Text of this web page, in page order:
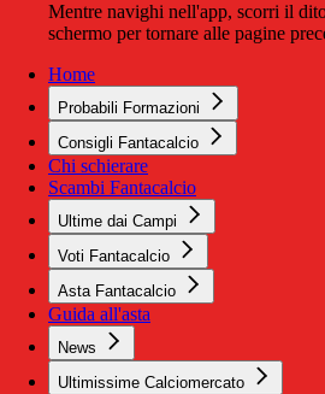
Mentre navighi nell'app, scorri il
schermo per tornare alle pagine
Home
Probabili Formazioni
Consigli Fantacalcio
Chi schierare
Scambi Fantacalcio
Ultime dai Campi
Voti Fantacalcio
Asta Fantacalcio
Guida all'asta
News
Ultimissime Calciomercato